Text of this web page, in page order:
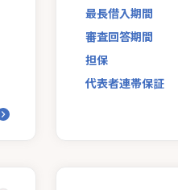
最長借入期間
審査回答期間
担保
代表者連帯保証